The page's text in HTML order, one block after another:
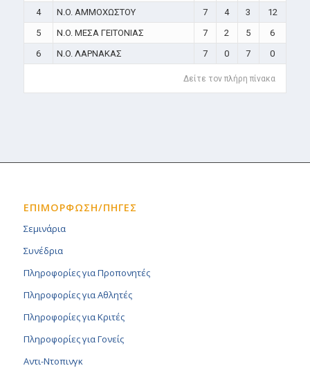
4
N.O. ΑΜΜΟΧΩΣΤΟΥ 7 4 3
12
5
N.O. ΜΕΣΑ ΓΕΙΤΟΝΙΑΣ 7 2 5
6
6
N.O. ΛΑΡΝΑΚΑΣ 7 0 7 0
Δείτε τον πλήρη πίνακα
ΕΠΙΜΟΡΦΩΣΗ/ΠΗΓΕΣ
Σεμινάρια
Συνέδρια
Πληροφορίες για Προπονητές
Πληροφορίες για Αθλητές
Πληροφορίες για Κριτές
Πληροφορίες για Γονείς
Αντι-Ντοπινγκ